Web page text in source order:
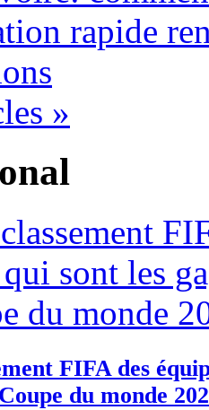
rapide
»
FIFA des
du monde